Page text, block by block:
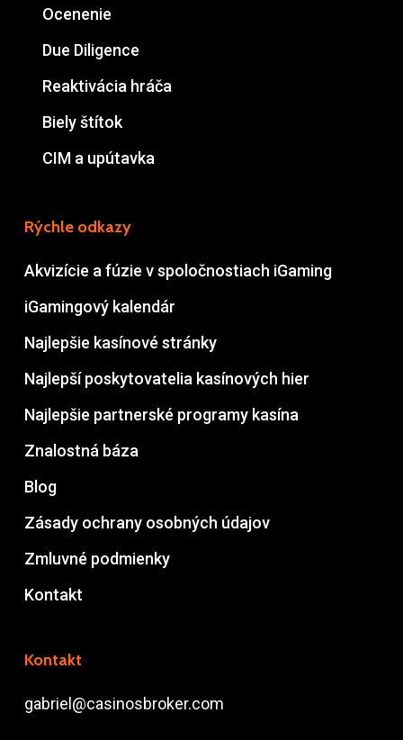
Ocenenie
Due Diligence
Reaktivácia hráča
Biely štítok
CIM a upútavka
Rýchle odkazy
Akvizície a fúzie v spoločnostiach iGaming
iGamingový kalendár
Najlepšie kasínové stránky
Najlepší poskytovatelia kasínových hier
Najlepšie partnerské programy kasína
Znalostná báza
Blog
Zásady ochrany osobných údajov
Zmluvné podmienky
Kontakt
Kontakt
gabriel@casinosbroker.com